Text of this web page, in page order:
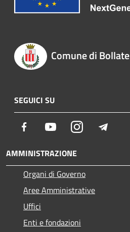
Comune di Bollate
SEGUICI SU
Facebook YoutubeInstagram
AMMINISTRAZIONE
Organi di Governo
Aree Amministrative
Uffici
Enti e fondazioni